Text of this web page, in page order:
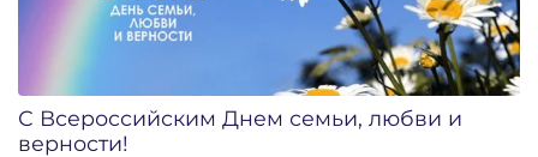
С Всероссийским Днем семьи, любви и
верности!